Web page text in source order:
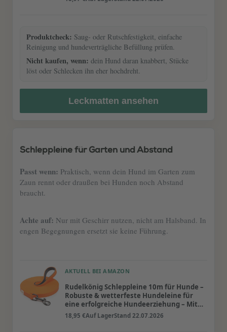
Leckmatte lebensmittelecht &
Produktcheck: Saug- oder Rutschfestigkeit, einfache
Reinigung und hundeverträgliche Befüllung prüfen.
Nicht kaufen, wenn: dein Hund daran knabbert, Stücke
löst oder Schlecken ihn eher hochdreht.
Leckmatten ansehen
Schleppleine für Garten und Abstand
Passt wenn: Praktisch, wenn dein Hund im Garten zum
Zaun rennt oder draußen bei Hunden noch Abstand
braucht.
Achte auf: Nur mit Geschirr nutzen, nicht am Halsband. In
engen Begegnungen ersetzt sie keine Führung.
AKTUELL BEI AMAZON
Rudelkönig Schleppleine 10m für Hunde –
Robuste & wetterfeste Hundeleine für
eine erfolgreiche Hundeerziehung – Mit
Griffpolsterung
18,95 €Auf LagerStand 22.07.2026